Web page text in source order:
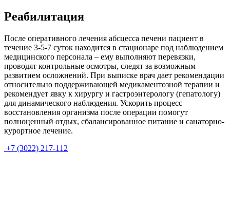
Реабилитация
После оперативного лечения абсцесса печени пациент в
течение 3-5-7 суток находится в стационаре под наблюдением
медицинского персонала – ему выполняют перевязки,
проводят контрольные осмотры, следят за возможным
развитием осложнений. При выписке врач дает рекомендации
относительно поддерживающей медикаментозной терапии и
рекомендует явку к хирургу и гастроэнтерологу (гепатологу)
для динамического наблюдения. Ускорить процесс
восстановления организма после операции помогут
полноценный отдых, сбалансированное питание и санаторно-
курортное лечение.
+7 (3022) 217-112